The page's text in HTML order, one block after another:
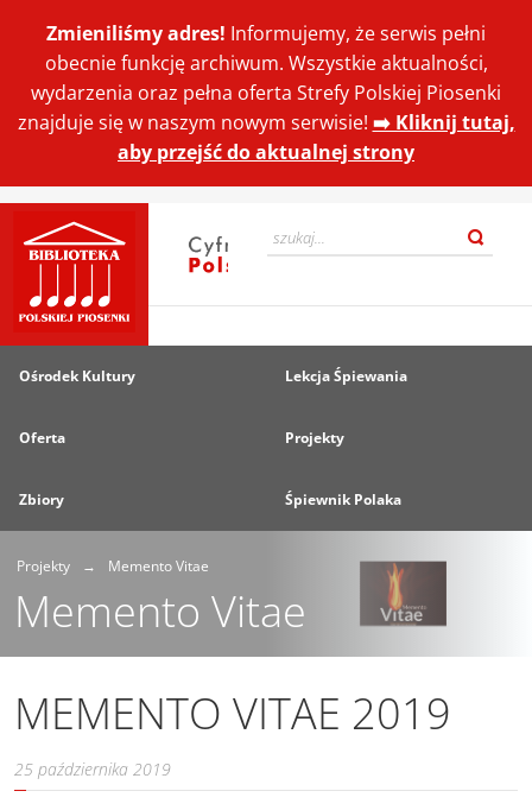
Zmieniliśmy adres! Informujemy, że serwis pełni
obecnie funkcję archiwum. Wszystkie aktualności,
wydarzenia oraz pełna oferta Strefy Polskiej Piosenki
znajduje się w naszym nowym serwisie! ➡️ Kliknij tutaj,
aby przejść do aktualnej strony
Ośrodek Kultury Lekcja Śpiewania
Oferta Projekty
Zbiory Śpiewnik Polaka
Projekty Memento Vitae
Memento Vitae
MEMENTO VITAE 2019
25 października 2019